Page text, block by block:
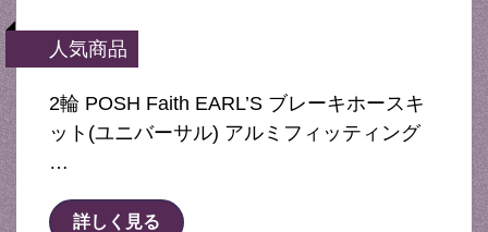
人気商品
2輪 POSH Faith EARL’S ブレーキホースキ
ット(ユニバーサル) アルミフィッティング
…
詳しく見る